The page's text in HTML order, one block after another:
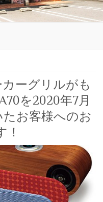
カーグリルがも
を2020年7月
たお客様へのお
！